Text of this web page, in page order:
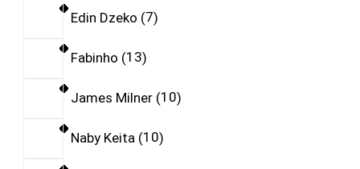
Edin Dzeko 7
Fabinho 13
James Milner 10
Naby Keita 10